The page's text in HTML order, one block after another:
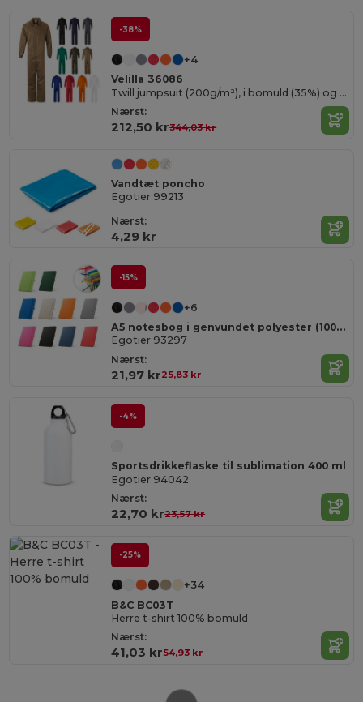
-38%
+4
Velilla 36086
Twill jumpsuit (200g/m²), i bomuld (35%) og polyester (65%)
Nærst:
212,50 kr344,03 kr
Vandtæt poncho
Egotier 99213
Nærst:
4,29 kr
-15%
+6
A5 notesbog i genvundet polyester (100% rPET) linjeret sider
Egotier 93297
Nærst:
21,97 kr25,83 kr
-4%
Sportsdrikkeflaske til sublimation 400 ml
Egotier 94042
Nærst:
22,70 kr23,57 kr
-25%
+34
B&C BC03T
Herre t-shirt 100% bomuld
Nærst:
41,03 kr54,93 kr